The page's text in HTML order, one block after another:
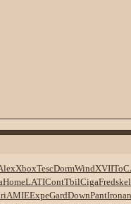
XboxTescDormWindXVII
HomeLATIContTbilCigaFredskel
AMIEExpeGardDownPantIron